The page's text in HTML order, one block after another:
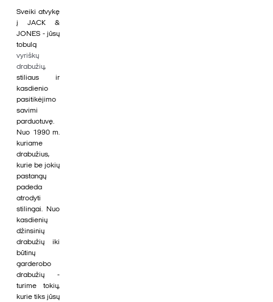
Sveiki atvykę
į JACK &
JONES - jūsų
tobulą
vyriškų
drabužių,
stiliaus ir
kasdienio
pasitikėjimo
savimi
parduotuvę.
Nuo 1990 m.
kuriame
drabužius,
kurie be jokių
pastangų
padeda
atrodyti
stilingai. Nuo
kasdienių
džinsinių
drabužių iki
būtinų
garderobo
drabužių -
turime tokių,
kurie tiks jūsų